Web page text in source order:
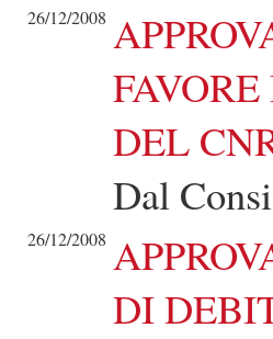
26/12/2008
DEL
Dal
26/12/2008
DI